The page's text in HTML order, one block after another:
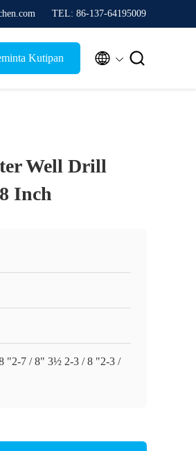
TEL: 86-137-64195009
Kutipan  
Well Drill
Inch
"2-7 / 8" 3½ 2-3 / 8 "2-3 /